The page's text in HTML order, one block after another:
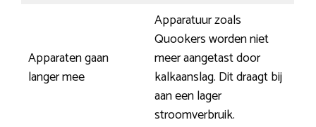
Apparaten gaan
langer mee
Apparatuur zoals
Quookers worden niet
meer aangetast door
kalkaanslag. Dit draagt bij
aan een lager
stroomverbruik.